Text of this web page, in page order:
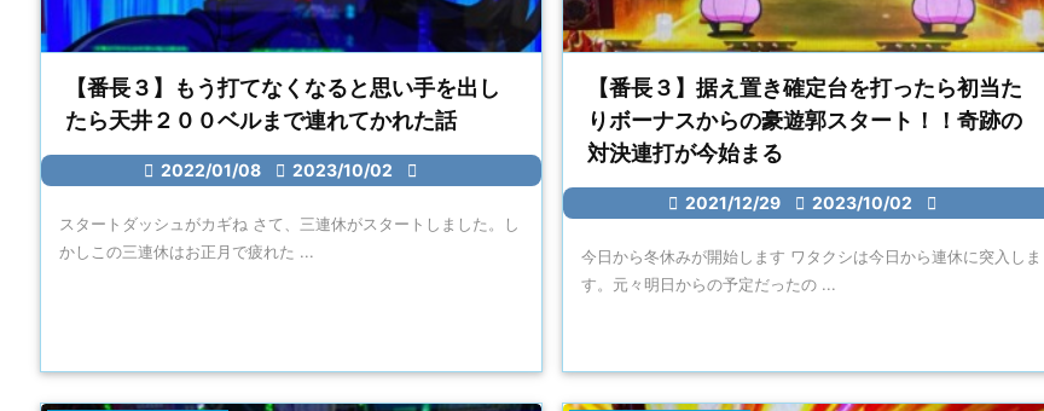
【番長３】もう打てなくなると思い手を出し
たら天井２００ベルまで連れてかれた話
 2022/01/08  2023/10/02 
スタートダッシュがカギね さて、三連休がスタートしました。し
かしこの三連休はお正月で疲れた ...
【番長３】据え置き確定台を打ったら初当た
りボーナスからの豪遊郭スタート！！奇跡の
対決連打が今始まる
 2021/12/29  2023/10/02 
今日から冬休みが開始します ワタクシは今日から連休に突入しま
す。元々明日からの予定だったの ...